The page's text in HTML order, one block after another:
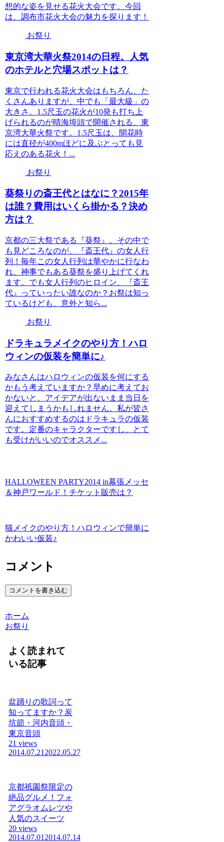
想的な姿を見せる花火大会です。今回
は、調布市花火大会の魅力を探ります！
お祭り
東京湾大華火祭2014の日程。人気
のホテルと穴場スポットは？
東京で行われる花火大会はもちろん、た
くさんありますが、中でも「最大級」の
大きさ、1.5尺玉の花火が10発も打ち上
げられるのが晴海埠頭で開催される、東
京湾大華火祭です。1.5尺玉は、開花時
には直径が400mほどに及ぶとっても見
応えのある花火！...
お祭り
葵祭りの斎王代とはなに？2015年
は誰？費用はいくら掛かる？決め
方は？
京都の三大祭である『葵祭』。その中で
も見どころなのが、『斎王代』の女人行
列！毎年この女人行列は華やかに行なわ
れ、神事でもある葵祭を盛り上げてくれ
ます。でも女人行列のヒロイン、『斎王
代』っていったい誰なのか？お祭は知っ
ているけども、意外と知ら...
お祭り
ドラキュラメイクのやり方！ハロ
ウィンの仮装を簡単に♪
みなさんはハロウィンの仮装を何にする
かもう考えていますか？早めに考えてお
かないと、アイデアが出ないまま当日を
迎えてしまうかもしれません。私が皆さ
んにおすすめするのはドラキュラの仮装
です。定番のキャラクターですし、とて
も受けがいいのでオススメ...
HALLOWEEN PARTY2014 in幕張メッセ
＆神戸ワールド！チケット販売は？
猫メイクのやり方！ハロウィンで簡単に
かわいい仮装♪
コメント
コメントを書き込む
ホーム
お祭り
よく読まれて
いる記事
盆踊りの歌詞って
知ってますか？炭
坑節・河内音頭・
東京音頭
21 views
2014.07.21 2022.05.27
京都祇園祭限定の
絶品グルメ！フォ
アグラオムレツや
人気のスイーツ
20 views
2014.07.01 2014.07.14